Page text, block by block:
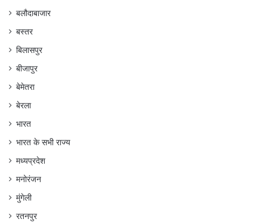
बलौदाबाजार
बस्तर
बिलासपुर
बीजापुर
बेमेतरा
बेरला
भारत
भारत के सभी राज्य
मध्यप्रदेश
मनोरंजन
मुंगेली
रतनपुर